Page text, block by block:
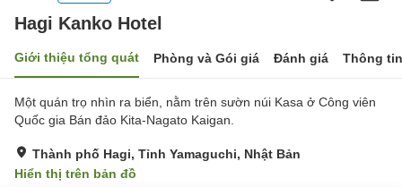
Hagi Kanko Hotel
Giới thiệu tổng quát Phòng và Gói giá Đánh giá Thông
Một quán trọ nhìn ra biển, nằm trên sườn núi Kasa ở Công viên
Quốc gia Bán đảo Kita-Nagato Kaigan.
Thành phố Hagi, Tỉnh Yamaguchi, Nhật Bản
Hiển thị trên bản đồ